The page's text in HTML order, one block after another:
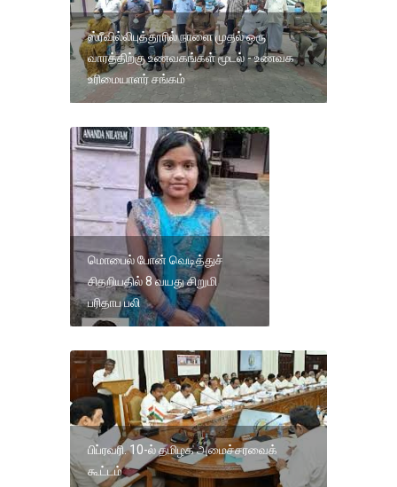
ஸ்ரீவில்லிபுத்தூரில் நாளை முதல் ஒரு
வாரத்திற்கு உணவகங்கள் மூடல் - உணவக
உரிமையாளர் சங்கம்
மொபைல் போன் வெடித்துச்
சிதறியதில் 8 வயது சிறுமி
பரிதாப பலி
பிப்ரவரி. 10-ல் தமிழக அமைச்சரவைக்
கூட்டம்